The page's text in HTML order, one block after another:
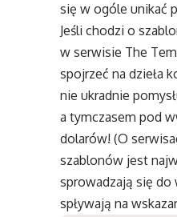
się w ogóle unikać
Jeśli chodzi o
w serwisie The
spojrzeć na dzieła
nie ukradnie
a tymczasem pod
dolarów! (O
szablonów jest
sprowadzają się do
spływają na